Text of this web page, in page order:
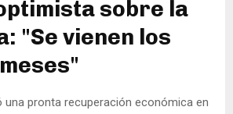
sobre la
"Se vienen los
una pronta recuperación económica en